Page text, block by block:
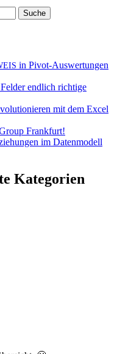
in Pivot-Auswertungen
endlich richtige
mit dem Excel
Frankfurt!
im Datenmodell
Kategorien